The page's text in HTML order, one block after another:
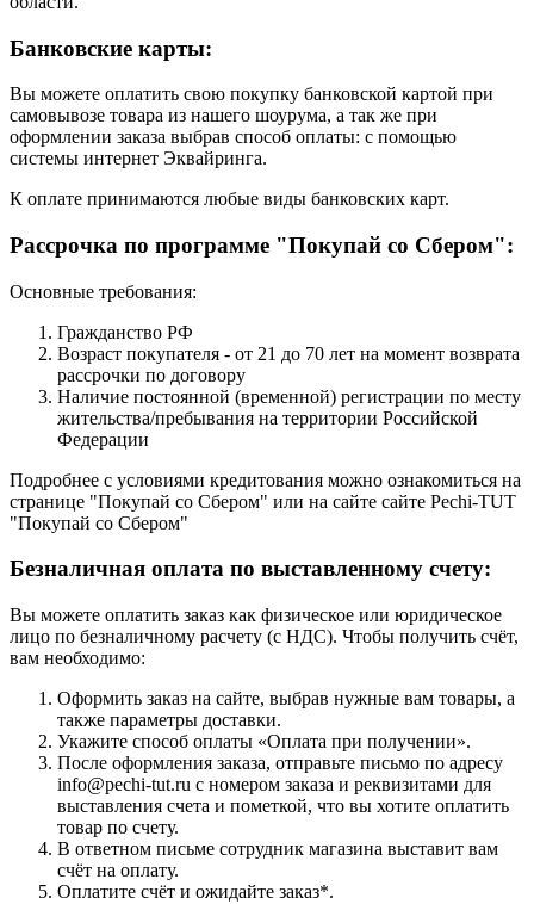
Банковские карты:
Вы можете оплатить свою покупку банковской картой при
самовывозе товара из нашего шоурума, а так же при
оформлении заказа выбрав способ оплаты: с помощью
системы интернет Эквайринга.
К оплате принимаются любые виды банковских карт.
Рассрочка по программе "Покупай со Сбером":
Основные требования:
Гражданство РФ
Возраст покупателя - от 21 до 70 лет на момент возврата
рассрочки по договору
Наличие постоянной (временной) регистрации по месту
жительства/пребывания на территории Российской
Федерации
Подробнее с условиями кредитования можно ознакомиться на
странице "Покупай со Сбером" или на сайте сайте Pechi-TUT
"Покупай со Сбером"
Безналичная оплата по выставленному счету:
Вы можете оплатить заказ как физическое или юридическое
лицо по безналичному расчету (с НДС). Чтобы получить счёт,
вам необходимо:
Оформить заказ на сайте, выбрав нужные вам товары, а
также параметры доставки.
Укажите способ оплаты «Оплата при получении».
После оформления заказа, отправьте письмо по адресу
info@pechi-tut.ru с номером заказа и реквизитами для
выставления счета и пометкой, что вы хотите оплатить
товар по счету.
В ответном письме сотрудник магазина выставит вам
счёт на оплату.
Оплатите счёт и ожидайте заказ*.